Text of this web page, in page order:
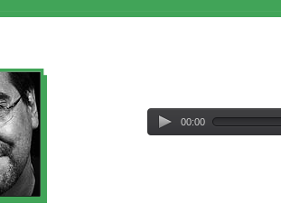
00:00